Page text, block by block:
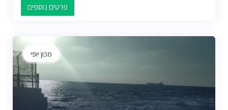
פרטים נוספים
מכון יופי